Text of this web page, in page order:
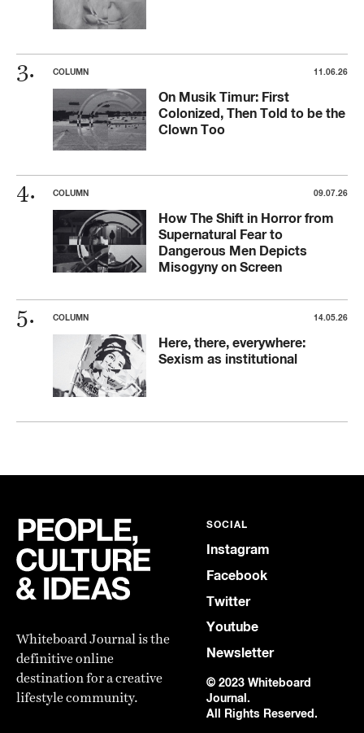
COLUMN 11.06.26
On Musik Timur: First
Colonized, Then Told to be the
Clown Too
COLUMN 09.07.26
How The Shift in Horror from
Supernatural Fear to
Dangerous Men Depicts
Misogyny on Screen
COLUMN 14.05.26
Here, there, everywhere:
Sexism as institutional
Whiteboard Journal is the
definitive online
destination for a creative
lifestyle community.
SOCIAL
Instagram
Facebook
Twitter
Youtube
Newsletter
© 2023 Whiteboard
Journal.
All Rights Reserved.